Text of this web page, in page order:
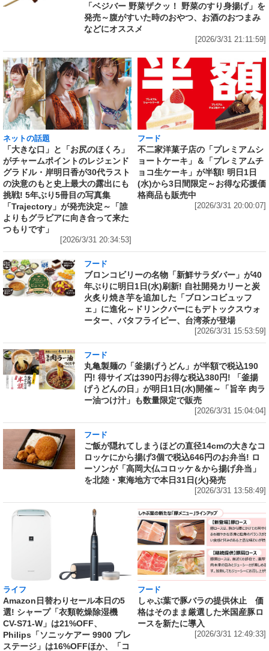
「ベジバー 野菜ザクッ！ 野菜のすり身揚げ」を
発売～腹がすいた時のおやつ、お酒のおつまみ
などにオススメ
[2026/3/31 21:11:59]
ネットの話題
「大きな口」と「お尻のほくろ」
がチャームポイントのレジェンド
グラドル・岸明日香が30代ラスト
の決意のもと史上最大の露出にも
挑戦! 5年ぶり5冊目の写真集
「Trajectory」が発売決定～「誰
よりもグラビアに向き合って来た
つもりです」
[2026/3/31 20:34:53]
フード
不二家洋菓子店の「プレミアムシ
ョートケーキ」＆「プレミアムチ
ョコ生ケーキ」が半額! 明日1日
(水)から3日間限定～お得な応援価
格商品も販売中
[2026/3/31 20:00:07]
フード
ブロンコビリーの名物「新鮮サラダバー」が40
年ぶりに明日1日(水)刷新! 自社開発カリーと炭
火炙り焼き芋を追加した「ブロンコビュッフ
ェ」に進化～ドリンクバーにもデトックスウォ
ーター、バタフライピー、台湾茶が登場
[2026/3/31 15:53:59]
フード
丸亀製麺の「釜揚げうどん」が半額で税込190
円! 得サイズは390円お得な税込380円! 「釜揚
げうどんの日」が明日1日(水)開催～「旨辛 肉ラ
ー油つけ汁」も数量限定で販売
[2026/3/31 15:04:04]
フード
ご飯が隠れてしまうほどの直径14cmの大きなコ
ロッケにから揚げ3個で税込646円のお弁当! ロ
ーソンが「高岡大仏コロッケ＆から揚げ弁当」
を北陸・東海地方で本日31日(火)発売
[2026/3/31 13:58:49]
ライフ
Amazon日替わりセール本日の5
選! シャープ「衣類乾燥除湿機
CV-S71-W」は21%OFF、
Philips「ソニッケアー 9900 プレ
ステージ」は16%OFFほか、「コ
フード
しゃぶ葉で豚バラの提供休止 価
格はそのまま厳選した米国産豚ロ
ースを新たに導入
[2026/3/31 12:49:33]